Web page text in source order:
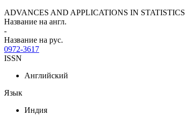
ADVANCES AND APPLICATIONS IN STATISTICS
Название на англ.
-
Название на рус.
0972-3617
ISSN
Английский
Язык
Индия